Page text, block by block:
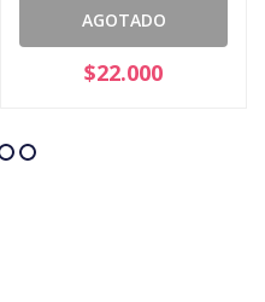
AGOTADO
$22.000